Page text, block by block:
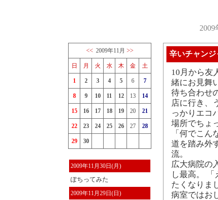
<< 2009年11月 >>
日 月 火 水 木 金 土
1 2 3 4 5 6 7
8 9 10 11 12 13 14
15 16 17 18 19 20 21
22 23 24 25 26 27 28
29 30
2009年11月30日(月)
ぽちってみた
2009年11月29日(日)
辛いチャンジ
10月から友
緒にお見舞
待ち合わせ
店に行き、
っかりエコ
場所でちょ
「何でこ
道を踏み外
流。
広大病院の
し最高。
たくなりま
病室ではお